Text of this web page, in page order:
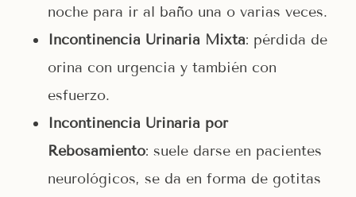
noche para ir al baño una o varias veces.
Incontinencia Urinaria Mixta: pérdida de
orina con urgencia y también con
esfuerzo.
Incontinencia Urinaria por
Rebosamiento: suele darse en pacientes
neurológicos, se da en forma de gotitas